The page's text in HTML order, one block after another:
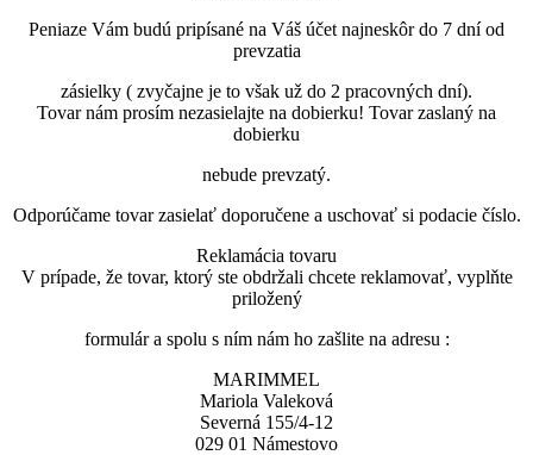
Peniaze Vám budú pripísané na Váš účet najneskôr do 7 dní od
prevzatia
zásielky ( zvyčajne je to však už do 2 pracovných dní).
Tovar nám prosím nezasielajte na dobierku! Tovar zaslaný na
dobierku
nebude prevzatý.
Odporúčame tovar zasielať doporučene a uschovať si podacie číslo.
Reklamácia tovaru
V prípade, že tovar, ktorý ste obdržali chcete reklamovať, vyplňte
priložený
formulár a spolu s ním nám ho zašlite na adresu :
MARIMMEL
Mariola Valeková
Severná 155/4-12
029 01 Námestovo